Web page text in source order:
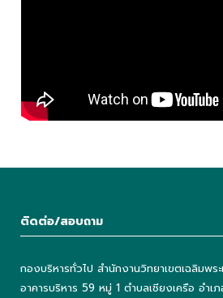
ติดต่อ/สอบถาม
กองบริหารทั่วไป สำนักงานวิทยาเขตเฉลิมพ
อาคารบริหาร 59 หมู่ 1 ตำบลเชียงเครือ อำ